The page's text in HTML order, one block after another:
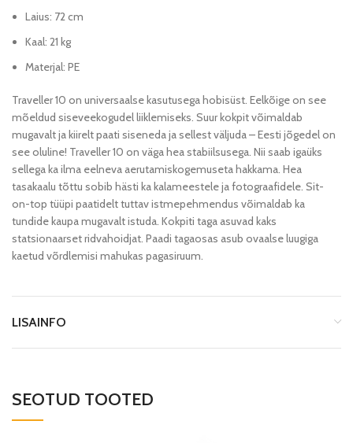
Laius: 72 cm
Kaal: 21 kg
Materjal: PE
Traveller 10 on universaalse kasutusega hobisüst. Eelkõige on see
mõeldud siseveekogudel liiklemiseks. Suur kokpit võimaldab
mugavalt ja kiirelt paati siseneda ja sellest väljuda – Eesti jõgedel on
see oluline! Traveller 10 on väga hea stabiilsusega. Nii saab igaüks
sellega ka ilma eelneva aerutamiskogemuseta hakkama. Hea
tasakaalu tõttu sobib hästi ka kalameestele ja fotograafidele. Sit-
on-top tüüpi paatidelt tuttav istmepehmendus võimaldab ka
tundide kaupa mugavalt istuda. Kokpiti taga asuvad kaks
statsionaarset ridvahoidjat. Paadi tagaosas asub ovaalse luugiga
kaetud võrdlemisi mahukas pagasiruum.
LISAINFO
SEOTUD TOOTED